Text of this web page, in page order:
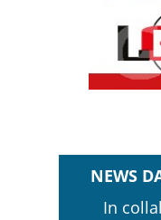
NEWS
In